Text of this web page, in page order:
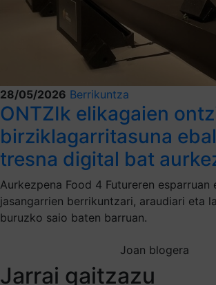
28/05/2026 Berrikuntza
ONTZIk elikagaien
birziklagarritasuna
tresna digital bat
Aurkezpena Food 4 Futureren esparruan
jasangarrien berrikuntzari, araudiari eta
buruzko saio baten barruan.
Joan blogera
Jarrai gaitzazu